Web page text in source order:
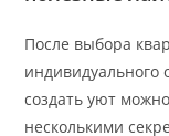
После выбора
создать уют
несколькими